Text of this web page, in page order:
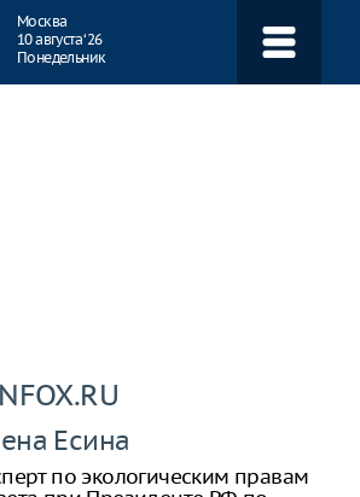
Москва
10 августа ‘26
Понедельник
Есина
по экологическим правам